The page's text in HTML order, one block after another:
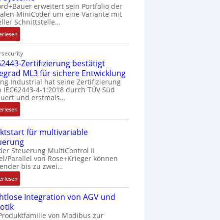
erweitert sein Portfolio der
MiniCoder um eine Variante mit
Schnittstelle…
:
E
i
n
f
a
c
h
e
S
n
s
o
r
-
I
t
Zertifizierung bestätigt
ML3 für sichere Entwicklung
Industrial hat seine Zertifizierung
IEC62443-4-1:2018 durch TÜV Süd
und erstmals…
:
I
C
6
2
4
4
3
Z
e
für multivariable
Steuerung MultiControl II
Parallel von Rose+Krieger können
bis zu zwei…
:
M
a
k
Integration von AGV und
von Modibus zur